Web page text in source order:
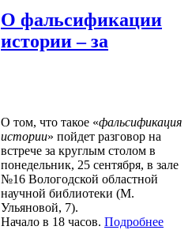
О фальсификации
истории – за
О том, что такое «фальсификация
истории» пойдет разговор на
встрече за круглым столом в
понедельник, 25 сентября, в зале
№16 Вологодской областной
научной библиотеки (М.
Ульяновой, 7).
Начало в 18 часов. Подробнее